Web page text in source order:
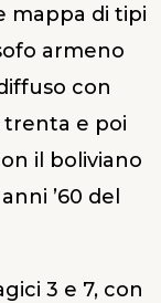
mappa di tipi
armeno
con
trenta e poi
il boliviano
’60 del
3 e 7, con